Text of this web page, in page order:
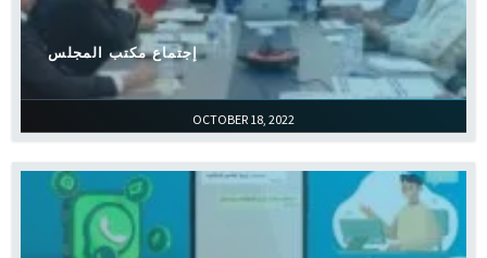
OCTOBER 18, 2022
إجتماع مكتب المجلس